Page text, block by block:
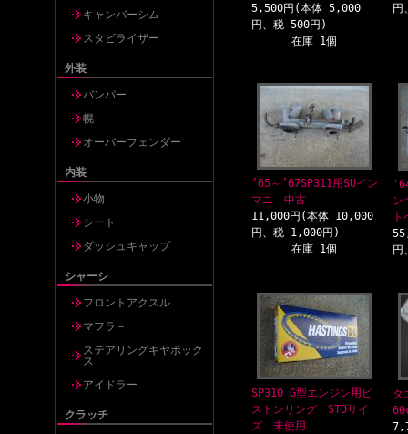
キャンバーシム
スタビライザー
外装
バンパー
幌
オーバーフェンダー
内装
小物
シート
ダッシュキャップ
シャーシ
フロントアクスル
マフラ－
ステアリングギヤボック
ス
アイドラー
クラッチ
5,500円(本体 5,000
円、税 500円)
在庫 1個
’65～’67SP311用SUイン
マニ 中古
11,000円(本体 10,000
円、税 1,000円)
在庫 1個
ン
ト
SP310 G型エンジン用ピ
ストンリング STDサイ
ズ 未使用
タ